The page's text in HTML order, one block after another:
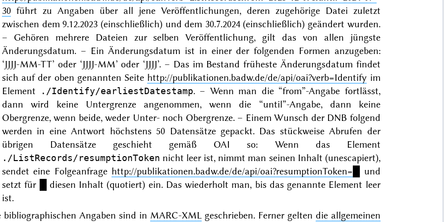
30führt zu Angaben über all jene Veröffentlichungen, deren zugehörige Datei zuletzt
zwischen dem 9.12.2023 (einschließlich) und dem 30.7.2024 (einschließlich) geändert wurden.
– Gehören mehrere Dateien zur selben Veröffentlichung, gilt das von allen jüngste
Änderungsdatum. – Ein Änderungsdatum ist in einer der folgenden Formen anzugeben:
‘JJJJ-MM-TT’ oder ‘JJJJ-MM’ oder ‘JJJJ’. – Das im Bestand früheste Änderungsdatum findet
sich auf der oben genannten Seite http://publikationen.badw.de/de/api/oai?verb=Identify im
Element
./Identify/earliestDatestamp. – Wenn man die “from”-Angabe fortlässt,
dann wird keine Untergrenze angenommen, wenn die “until”-Angabe, dann keine
Obergrenze, wenn beide, weder Unter- noch Obergrenze. – Einem Wunsch der DNB folgend
werden in eine Antwort höchstens 50 Datensätze gepackt. Das stückweise Abrufen der
übrigen Datensätze geschieht gemäß OAI so: Wenn das Element
./ListRecords/resumptionToken nicht leer ist, nimmt man seinen Inhalt (unescapiert),
sendet eine Folgeanfrage http://publikationen.badw.de/de/api/oai?resumptionToken=█
und
setzt für █ diesen Inhalt (quotiert) ein. Das wiederholt man, bis das genannte Element leer
ist.
bibliographischen Angaben sind in MARC-XMLgeschrieben. Ferner gelten die allgemeinen